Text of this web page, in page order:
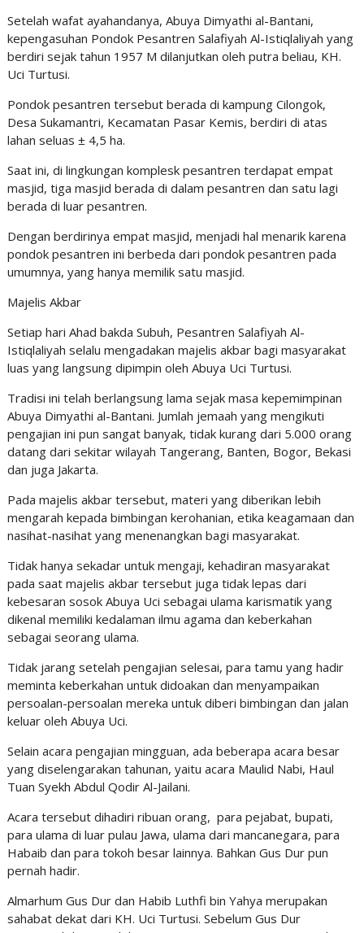
Setelah wafat ayahandanya, Abuya Dimyathi al-Bantani,
kepengasuhan Pondok Pesantren Salafiyah Al-Istiqlaliyah yang
berdiri sejak tahun 1957 M dilanjutkan oleh putra beliau, KH.
Uci Turtusi.
Pondok pesantren tersebut berada di kampung Cilongok,
Desa Sukamantri, Kecamatan Pasar Kemis, berdiri di atas
lahan seluas ± 4,5 ha.
Saat ini, di lingkungan komplesk pesantren terdapat empat
masjid, tiga masjid berada di dalam pesantren dan satu lagi
berada di luar pesantren.
Dengan berdirinya empat masjid, menjadi hal menarik karena
pondok pesantren ini berbeda dari pondok pesantren pada
umumnya, yang hanya memilik satu masjid.
Majelis Akbar
Setiap hari Ahad bakda Subuh, Pesantren Salafiyah Al-
Istiqlaliyah selalu mengadakan majelis akbar bagi masyarakat
luas yang langsung dipimpin oleh Abuya Uci Turtusi.
Tradisi ini telah berlangsung lama sejak masa kepemimpinan
Abuya Dimyathi al-Bantani. Jumlah jemaah yang mengikuti
pengajian ini pun sangat banyak, tidak kurang dari 5.000 orang
datang dari sekitar wilayah Tangerang, Banten, Bogor, Bekasi
dan juga Jakarta.
Pada majelis akbar tersebut, materi yang diberikan lebih
mengarah kepada bimbingan kerohanian, etika keagamaan dan
nasihat-nasihat yang menenangkan bagi masyarakat.
Tidak hanya sekadar untuk mengaji, kehadiran masyarakat
pada saat majelis akbar tersebut juga tidak lepas dari
kebesaran sosok Abuya Uci sebagai ulama karismatik yang
dikenal memiliki kedalaman ilmu agama dan keberkahan
sebagai seorang ulama.
Tidak jarang setelah pengajian selesai, para tamu yang hadir
meminta keberkahan untuk didoakan dan menyampaikan
persoalan-persoalan mereka untuk diberi bimbingan dan jalan
keluar oleh Abuya Uci.
Selain acara pengajian mingguan, ada beberapa acara besar
yang diselengarakan tahunan, yaitu acara Maulid Nabi, Haul
Tuan Syekh Abdul Qodir Al-Jailani.
Acara tersebut dihadiri ribuan orang, para pejabat, bupati,
para ulama di luar pulau Jawa, ulama dari mancanegara, para
Habaib dan para tokoh besar lainnya. Bahkan Gus Dur pun
pernah hadir.
Almarhum Gus Dur dan Habib Luthfi bin Yahya merupakan
sahabat dekat dari KH. Uci Turtusi. Sebelum Gus Dur